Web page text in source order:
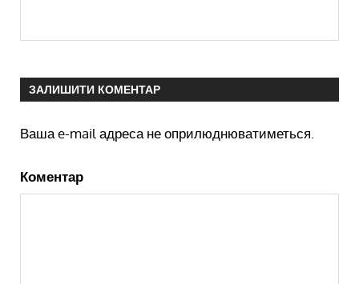
ЗАЛИШИТИ КОМЕНТАР
Ваша e-mail адреса не оприлюднюватиметься.
Коментар